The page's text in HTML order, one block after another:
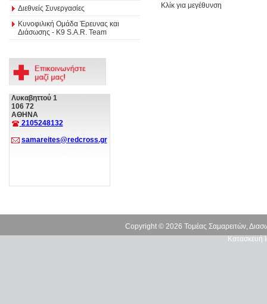
Διεθνείς Συνεργασίες
Κυνοφιλική Ομάδα Έρευνας και
Διάσωσης - Κ9 S.A.R. Team
Λυκαβηττού 1
106 72
ΑΘΗΝΑ
2105248132
samareites@redcross.gr
Κλίκ για μεγέθυνση
Copyright © 2026 Τομέας Σαμαρειτών,
Κατασκευή